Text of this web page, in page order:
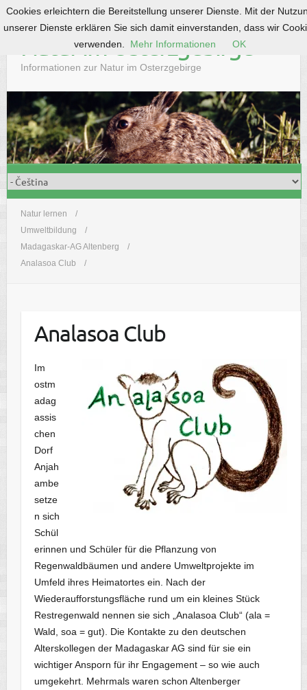
S
k
o
c
o
n
t
Natur im Osterzgebirge
Informationen zur Natur im Osterzgebirge
Natur lernen
Umweltbildung
Madagaskar-AG Altenberg
Analasoa Club
Analasoa Club
Im
ostm
adag
assis
chen
Dorf
Anjah
ambe
setze
n sich
Schül
erinnen und Schüler für die Pflanzung von
Regenwaldbäumen und andere Umweltprojekte im
Umfeld ihres Heimatortes ein. Nach der
Wiederaufforstungsfläche rund um ein kleines Stück
Restregenwald nennen sie sich „Analasoa Club“ (ala =
Wald, soa = gut). Die Kontakte zu den deutschen
Alterskollegen der Madagaskar AG sind für sie ein
wichtiger Ansporn für ihr Engagement – so wie auch
umgekehrt. Mehrmals waren schon Altenberger
Cookies erleichtern die Bereitstellung unserer Dienste. Mit der
unserer Dienste erklären Sie sich damit einverstanden, dass wir
verwenden.
Mehr Informationen OK